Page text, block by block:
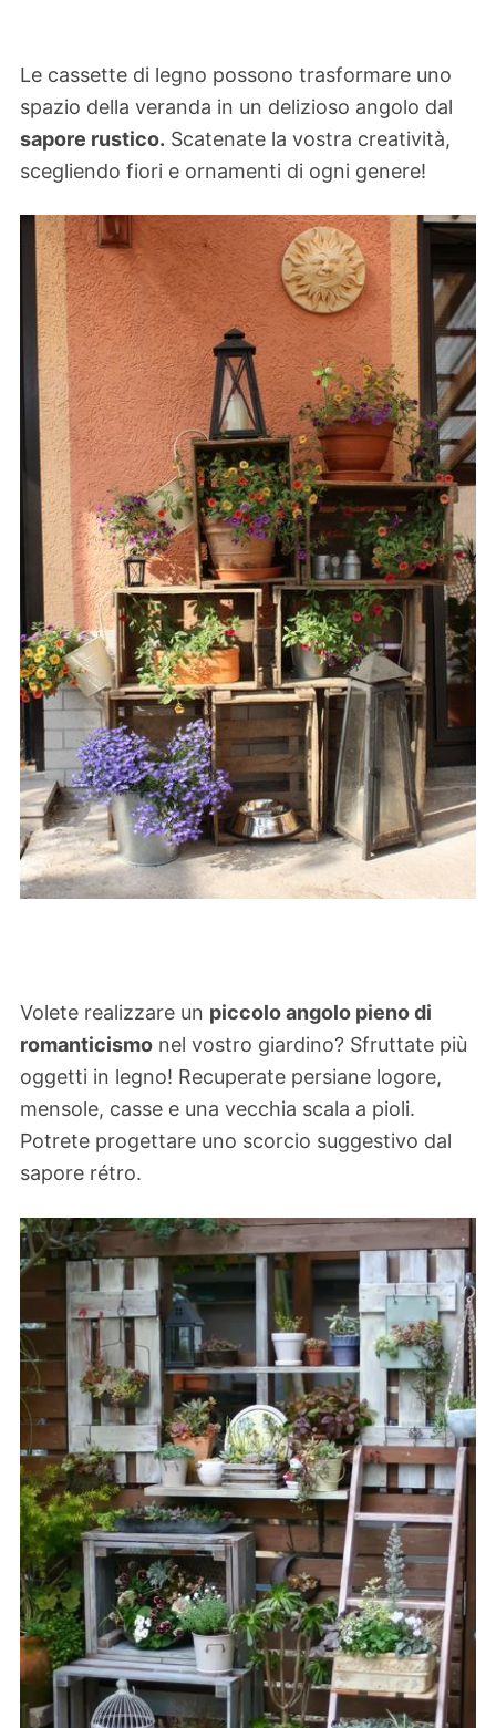
Le cassette di legno possono trasformare uno
spazio della veranda in un delizioso angolo dal
sapore rustico. Scatenate la vostra creatività,
scegliendo fiori e ornamenti di ogni genere!
Volete realizzare un piccolo angolo pieno di
romanticismo nel vostro giardino? Sfruttate più
oggetti in legno! Recuperate persiane logore,
mensole, casse e una vecchia scala a pioli.
Potrete progettare uno scorcio suggestivo dal
sapore rétro.